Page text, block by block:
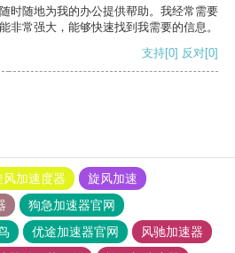
时随地为我的办公提供帮助。我经常需要
非常强大，能够快速找到我需要的信息。
支持[0] 反对[0]
风加速度器
旋风加速
狗急加速器官网
优途加速器官网
风驰加速器